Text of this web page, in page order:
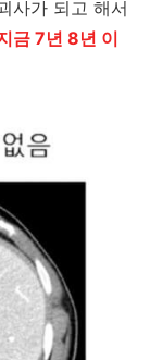
사가 되고 해서
금 7년 8년 이